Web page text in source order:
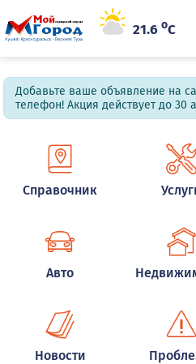
21.6oC
Добавьте ваше объявление на
телефон! Акция действует до 30
Справочник
Авто
Новости